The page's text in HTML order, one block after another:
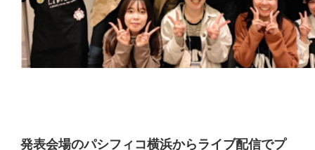
発表会場のパシフィコ横浜からライブ配信でプ